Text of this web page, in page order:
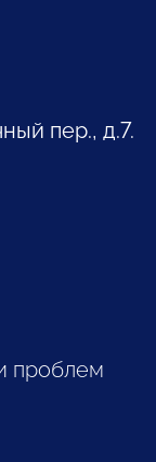
пер., д.7.
проблем